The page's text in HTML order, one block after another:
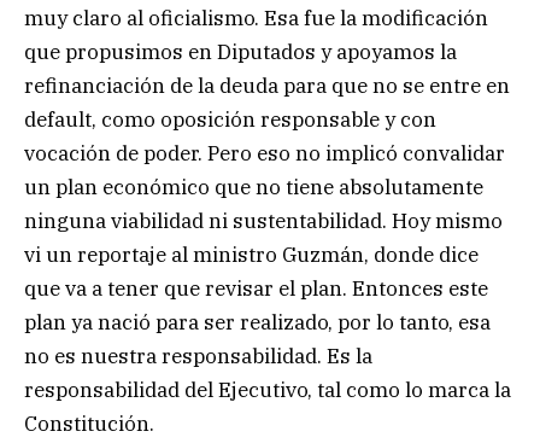
muy claro al oficialismo. Esa fue la modificación
que propusimos en Diputados y apoyamos la
refinanciación de la deuda para que no se entre en
default, como oposición responsable y con
vocación de poder. Pero eso no implicó convalidar
un plan económico que no tiene absolutamente
ninguna viabilidad ni sustentabilidad. Hoy mismo
vi un reportaje al ministro Guzmán, donde dice
que va a tener que revisar el plan. Entonces este
plan ya nació para ser realizado, por lo tanto, esa
no es nuestra responsabilidad. Es la
responsabilidad del Ejecutivo, tal como lo marca la
Constitución.